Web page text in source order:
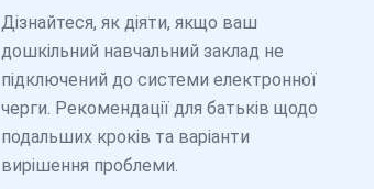
Дізнайтеся, як діяти, якщо ваш
дошкільний навчальний заклад не
підключений до системи електронної
черги. Рекомендації для батьків щодо
подальших кроків та варіанти
вирішення проблеми.